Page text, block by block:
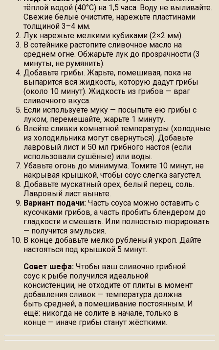
тёплой водой (40°C) на 1,5 часа. Воду не выливайте.
Свежие белые очистите, нарежьте пластинами
толщиной 3–4 мм.
Лук нарежьте мелкими кубиками (2×2 мм).
В сотейнике растопите сливочное масло на
среднем огне. Обжарьте лук до прозрачности (3
минуты, не румянить).
Добавьте грибы. Жарьте, помешивая, пока не
выпарится вся жидкость, которую дадут грибы
(около 10 минут). Жидкость из грибов — враг
сливочного вкуса.
Если используете муку — посыпьте ею грибы с
луком, перемешайте, жарьте 1 минуту.
Влейте сливки комнатной температуры (холодные
из холодильника могут свернуться). Добавьте
лавровый лист и 50 мл грибного настоя (если
использовали сушёные) или воды.
Убавьте огонь до минимума. Томите 10 минут, не
накрывая крышкой, чтобы соус слегка загустел.
Добавьте мускатный орех, белый перец, соль.
Лавровый лист выньте.
Вариант подачи: Часть соуса можно оставить с
кусочками грибов, а часть пробить блендером до
гладкости и смешать. Или полностью пюрировать
— получится эмульсия.
В конце добавьте мелко рубленый укроп. Дайте
настояться под крышкой 5 минут.
Совет шефа: Чтобы ваш сливочно грибной
соус к рыбе получился идеальной
консистенции, не отходите от плиты в момент
добавления сливок — температура должна
быть средней, а помешивание постоянным. И
ещё: никогда не солите в начале, только в
конце — иначе грибы станут жёсткими.